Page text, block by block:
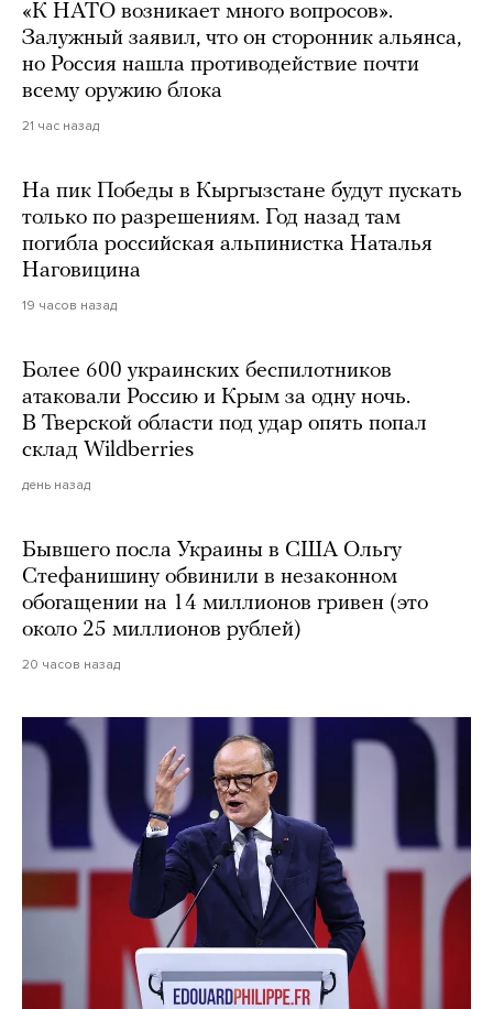
«К НАТО возникает много вопросов».
Залужный заявил, что он сторонник альянса,
но Россия нашла противодействие почти
всему оружию блока
21 час назад
На пик Победы в Кыргызстане будут пускать
только по разрешениям. Год назад там
погибла российская альпинистка Наталья
Наговицина
19 часов назад
Более 600 украинских беспилотников
атаковали Россию и Крым за одну ночь.
В Тверской области под удар опять попал
склад Wildberries
день назад
Бывшего посла Украины в США Ольгу
Стефанишину обвинили в незаконном
обогащении на 14 миллионов гривен (это
около 25 миллионов рублей)
20 часов назад